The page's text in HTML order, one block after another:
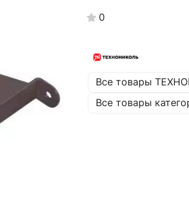
0
Все товары
Все товары